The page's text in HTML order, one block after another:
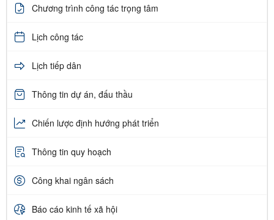
Chương trình công tác trọng tâm
Lịch công tác
Lịch tiếp dân
Thông tin dự án, đấu thầu
Chiến lược định hướng phát triển
Thông tin quy hoạch
Công khai ngân sách
Báo cáo kinh tế xã hội